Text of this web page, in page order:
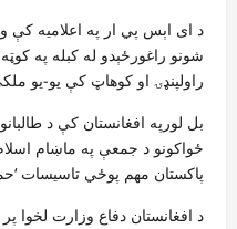
د ای اېس پي ار په اعلامیه کې
شونو راغورځېدو له کبله په
راولپنډۍ او کوهاټ کې یو-یو
بل لورپه افغانستان کې د
ځواکونو د جمعې په ماښام
پاکستان مهم پوځي تاسیسات
د افغانستان دفاع وزارت لخوا